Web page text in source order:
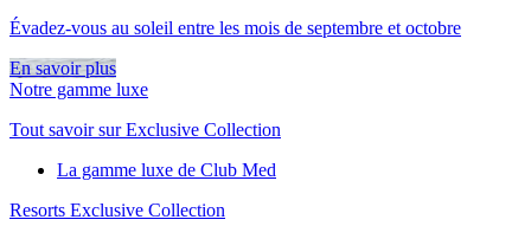
Évadez-vous au soleil entre les mois de septembre et octobre
En savoir plus
Notre gamme luxe
Tout savoir sur Exclusive Collection
La gamme luxe de Club Med
Resorts Exclusive Collection